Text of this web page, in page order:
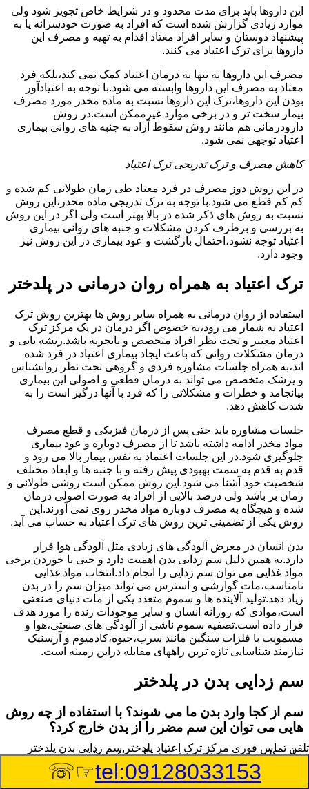
این داروها باید برای مدت محدود و در شرایط خاص تجویز شود ولی
موارد زیادی گزارش شده است که افراد به صورت خودسرانه یا به
پیشنهاد دوستان و سایر افراد معتاد اقدام به تهیه و مصرف این
داروها برای ترک اعتیاد می کنند.
مصرف این داروها نه تنها به درمان اعتیاد کمک نمی کند،بلکه فرد
معتاد به مصرف این داروها وابسته می شود.با توجه به اعتیادآور
بودن این داروها،ترک این داروها نسبت به ماده مخدر مورد مصرف
بیمار سخت تر و در برخی موارد غیرممکن است.در روش
دارودرمانی هم مانند روش سقوط آزاد به جنبه های روانی بیماری
اعتیاد توجهی نمی شود.
کاهش مصرف و ترک تدریجی ترک اعتیاد
در این روش دوز مصرف در فرد معتاد طی زمان طولانی کم شده و
کم کم قطع می شود.با توجه به ترک تدریجی ماده مخدر،این روش
نسبت به روش های ذکر شده در بالا بهتر است ولی اگر در این روش
به بررسی و برطرف کردن مشکلات و جنبه های روانی بیماری
اعتیاد توجه نشود،احتمال بازگشت و عود بیماری در این روش نیز
وجود دارد.
ترک اعتیاد به همراه روان درمانی در پلدختر
استفاده از روان درمانی به همراه سایر روش ها بهترین روش ترک
اعتیاد به شمار می رود،به خصوص اگر درمان در یک مرکز ترک
اعتیاد معتبر و تحت نظر افراد متخصص و باتجربه باشد.ریشه یابی و
درمان مشکلات روانی که باعث ایجاد بیماری اعتیاد در فرد شده
اند،به همراه جلسات مشاوره فردی و گروهی تحت نظر روانشناس
و پزشک متخصص می تواند به درمان قطعی و اصولی این بیماری
بیانجامد و خطرات و مشکلاتی را که فرد با آنها درگیر است را به
شدت کاهش دهد.
جلسات مشاوره باید حتی پس از درمان فیزیکی و قطع مصرف
مواد مخدر ادامه داشته باشد تا از مصرف دوباره و عود بیماری
جلوگیری شود.در این جلسات اعتماد به نفس بیمار بالا می رود و
قدم به قدم به سمت بهبودی پیش رفته و با جنبه ها و ابعاد مختلف
شخصیت خود آشنا می شود.این روش ممکن است روشی طولانی و
زمان بر باشد ولی درصد بالایی از افراد به صورت اصولی درمان
شده و هیچگاه به مصرف دوباره مواد مخدر روی نمی آورند.این
روش یکی از تضمینی ترین روش های ترک اعتیاد به حساب می آید.
بدن انسان در معرض آلودگی های زیادی مثل آلودگی هوا قرار
دارد.به همین دلیل سم زدایی بدن اهمیت دارد و حتی با خوردن برخی
مواد غذایی می توان سم زدایی را انجام داد.انتخاب مواد غذایی
نامناسب،مات گوارشی و استرس می تواند میزان سم را در بدن
زیاد دهد.تولید آلاینده ها و سموم متعدد یکی از مات دنیای صنعتی
است،موادی که روزانه انسان و سایر موجودات زنده را مورد هدف
قرار داده است.تصفیه سموم ناشی از آلودگی های صنعتی،هوا و
مسمویت با فلزات سنگین مانند سرب،جیوه،کادمیوم و آرسنیک
نیازمند شناسایی تازه ترین راههای مقابله دراین زمینه است.
سم زدایی بدن در پلدختر
سم از کجا وارد بدن ما می شوند؟ با استفاده از چه روش
هایی می توان این سم مضر را از بدن خارج کرد؟
بطور کلی سم موجود در بدن به دو گروه عمده تقسیم می
شوند.بخش بزرگی از این سموم مثل مواد به جا مانده از سموم
گیاهی و آفت کش ها،فلزات سنگین ناشی از آلودگی هوا،انواع
تلفن تماس فوری مرکز ترک اعتیاد پلدختر,سم زدایی بدن پلدختر
tel:09128033153
☞☏